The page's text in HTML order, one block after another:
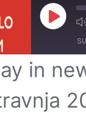
Play
Episode
in